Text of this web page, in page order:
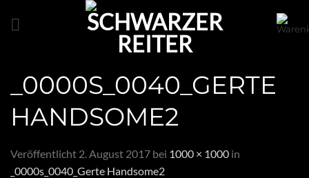
_0000S_0040_GERTE
HANDSOME2
Veröffentlicht 2. August 2017 bei 1000 × 1000 in
_0000s_0040_Gerte Handsome2